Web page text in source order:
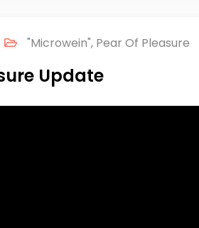
"Microwein", Pear Of Pleasure
Update